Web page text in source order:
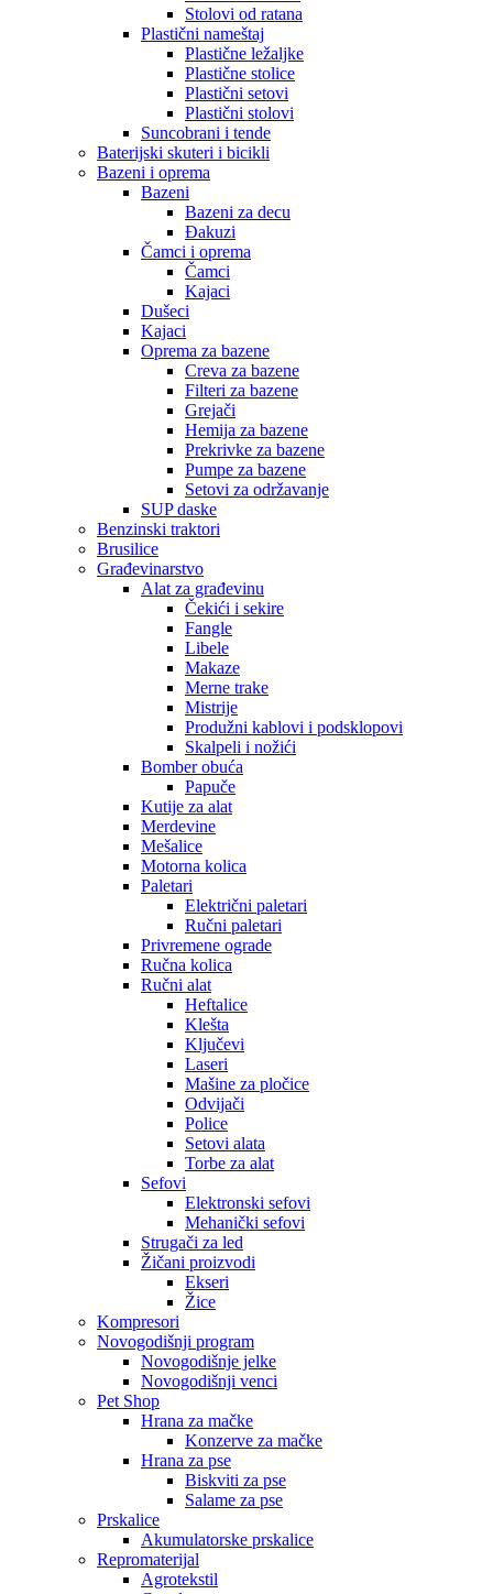
Stolovi od ratana
Plastični nameštaj
Plastične ležaljke
Plastične stolice
Plastični setovi
Plastični stolovi
Suncobrani i tende
Baterijski skuteri i bicikli
Bazeni i oprema
Bazeni
Bazeni za decu
Đakuzi
Čamci i oprema
Čamci
Kajaci
Dušeci
Kajaci
Oprema za bazene
Creva za bazene
Filteri za bazene
Grejači
Hemija za bazene
Prekrivke za bazene
Pumpe za bazene
Setovi za održavanje
SUP daske
Benzinski traktori
Brusilice
Građevinarstvo
Alat za građevinu
Čekići i sekire
Fangle
Libele
Makaze
Merne trake
Mistrije
Produžni kablovi i podsklopovi
Skalpeli i nožići
Bomber obuća
Papuče
Kutije za alat
Merdevine
Mešalice
Motorna kolica
Paletari
Električni paletari
Ručni paletari
Privremene ograde
Ručna kolica
Ručni alat
Heftalice
Klešta
Ključevi
Laseri
Mašine za pločice
Odvijači
Police
Setovi alata
Torbe za alat
Sefovi
Elektronski sefovi
Mehanički sefovi
Strugači za led
Žičani proizvodi
Ekseri
Žice
Kompresori
Novogodišnji program
Novogodišnje jelke
Novogodišnji venci
Pet Shop
Hrana za mačke
Konzerve za mačke
Hrana za pse
Biskviti za pse
Salame za pse
Prskalice
Akumulatorske prskalice
Repromaterijal
Agrotekstil